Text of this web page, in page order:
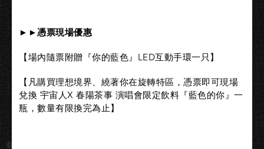
►►憑票現場優惠​
【場內隨票附贈『你的藍色』LED互動手環一只】​
【凡購買理想境界、繞著你在旋轉特區，憑票即可現場
兌換 宇宙人X 春陽茶事 演唱會限定飲料『藍色的你』一
瓶，數量有限換完為止】​